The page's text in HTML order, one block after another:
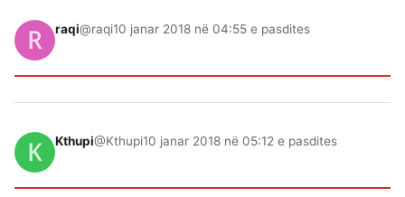
raqi@raqi10 janar 2018 në 04:55 e pasdites
Kthupi@Kthupi10 janar 2018 në 05:12 e pasdites